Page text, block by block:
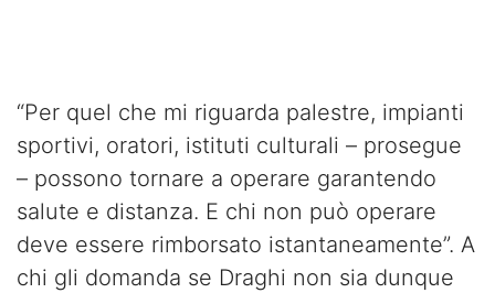
“Per quel che mi riguarda palestre, impianti
sportivi, oratori, istituti culturali – prosegue
– possono tornare a operare garantendo
salute e distanza. E chi non può operare
deve essere rimborsato istantaneamente”. A
chi gli domanda se Draghi non sia dunque